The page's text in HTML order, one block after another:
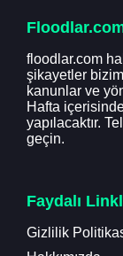
floodlar.com
şikayetler
kanunlar ve
Hafta
yapılacaktır.
geçin.
Faydalı
Gizlilik